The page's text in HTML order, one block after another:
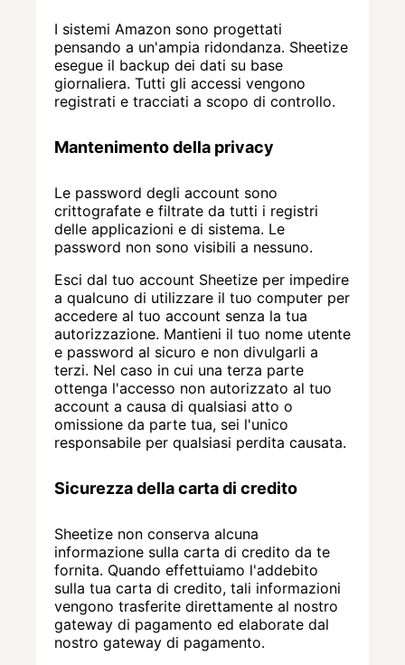
I sistemi Amazon sono progettati
pensando a un'ampia ridondanza. Sheetize
esegue il backup dei dati su base
giornaliera. Tutti gli accessi vengono
registrati e tracciati a scopo di controllo.
Mantenimento della privacy
Le password degli account sono
crittografate e filtrate da tutti i registri
delle applicazioni e di sistema. Le
password non sono visibili a nessuno.
Esci dal tuo account Sheetize per impedire
a qualcuno di utilizzare il tuo computer per
accedere al tuo account senza la tua
autorizzazione. Mantieni il tuo nome utente
e password al sicuro e non divulgarli a
terzi. Nel caso in cui una terza parte
ottenga l'accesso non autorizzato al tuo
account a causa di qualsiasi atto o
omissione da parte tua, sei l'unico
responsabile per qualsiasi perdita causata.
Sicurezza della carta di credito
Sheetize non conserva alcuna
informazione sulla carta di credito da te
fornita. Quando effettuiamo l'addebito
sulla tua carta di credito, tali informazioni
vengono trasferite direttamente al nostro
gateway di pagamento ed elaborate dal
nostro gateway di pagamento.